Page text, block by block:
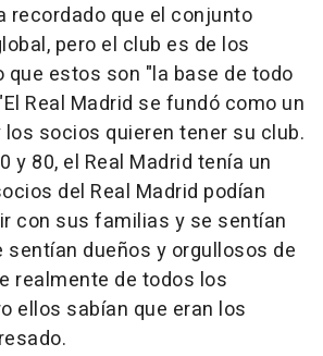
recordado que el conjunto
pero el club es de los
que estos son "la base de todo
Real Madrid se fundó como un
socios quieren tener su club.
y 80, el Real Madrid tenía un
del Real Madrid podían
con sus familias y se sentían
sentían dueños y orgullosos de
realmente de todos los
ellos sabían que eran los